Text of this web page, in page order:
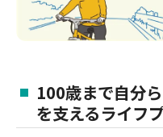
100歳まで自分
を支えるライフ